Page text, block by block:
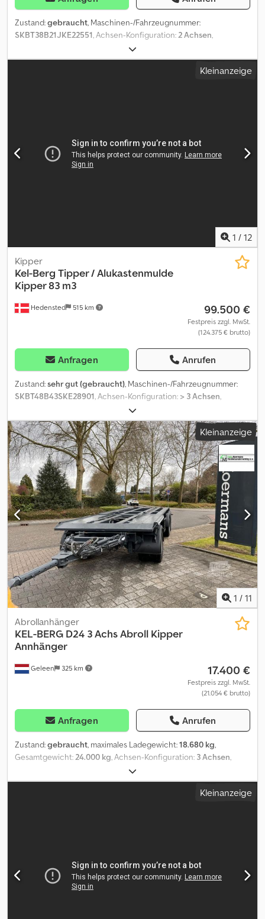
Zustand:gebraucht, Maschinen-/Fahrzeugnummer:
SKBT38B21JKE22551, Achsen-Konfiguration:2 Achsen,
, Laderaumbreite:
Laderaumhöhe:1.350 mm, Baujahr:2019, = Weitere Optionen und
Zubehör = - Luftfederung hinten - Luftfederung vorn -
weitere Informationen zu erhalten.
Kleinanzeige
1 / 12
Hedensted 515 km
Kipper
Kel-Berg Tipper / Alukastenmulde
Kipper 83 m3
99.500 €
Festpreis zzgl. MwSt.
(124.375 € brutto)
Anfragen Anrufen
Zustand:sehr gut (gebraucht), Maschinen-/Fahrzeugnummer:
SKBT48B43SKE28901, Achsen-Konfiguration: > 3 Achsen,
, Laderaumbreite:
Laderaumhöhe:2.700 mm, Baujahr:2026, = Weitere Optionen und
Zubehör = - Luftfederung hinten - Luftfederung vorn -
Trommelbremssystem = Weitere Informationen = Gewichte
Leergewicht: 15.320 kg Zuladung: 32.680 kg zGG: 48.000 kg
Zustand Technischer Zustand: sehr gut Optischer Zustand: sehr
gut Weitere Informationen Zustand der Bereifung vorne: 90
Bereifung vorne: 385/55 R 22.5 Bereifung hinten: 385/55 R 22.5
Letzte Inspektion: 2026-07-02 Weitere Informationen Dsdpfx
Aaszkylfensck Wenden Sie sich an Lastas Sales, um weitere
Informationen zu erhalten.
Kleinanzeige
1 / 11
Geleen 325 km
Abrollanhänger
KEL-BERG D24 3 Achs Abroll Kipper
Annhänger
17.400 €
Festpreis zzgl. MwSt.
(21.054 € brutto)
Anfragen Anrufen
Zustand:gebraucht, maximales Ladegewicht:18.680 kg,
Gesamtgewicht:24.000 kg, Achsen-Konfiguration: 3 Achsen,
, Laderaumlänge:
2.550 mm, Gesamthöhe:1.150 mm, Ausstattung:ABS, Kelberg
D24B3 3-Achs Abrollkipphänger Erstzulassung: 28.08.2014
Containersicherung Deichsel pneumatisch absenkbar für
Containerbeladung von vorne Irrtümer, Schreibfehler und
Zwischenverkauf vorbehalten.
Kleinanzeige